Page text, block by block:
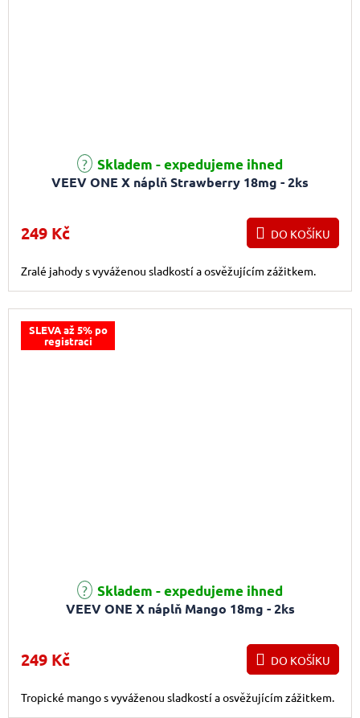
VEEV ONE X náplň Strawberry 18mg - 2ks
Průměrné hodnocení produktu je 5,0 z 5 hvězdiček.
Skladem - expedujeme ihned
249 Kč DO KOŠÍKU
Zralé jahody s vyváženou sladkostí a osvěžujícím zážitkem.
SLEVA až 5% po
registraci
VEEV ONE X náplň Mango 18mg - 2ks
Skladem - expedujeme ihned
249 Kč DO KOŠÍKU
Tropické mango s vyváženou sladkostí a osvěžujícím zážitkem.